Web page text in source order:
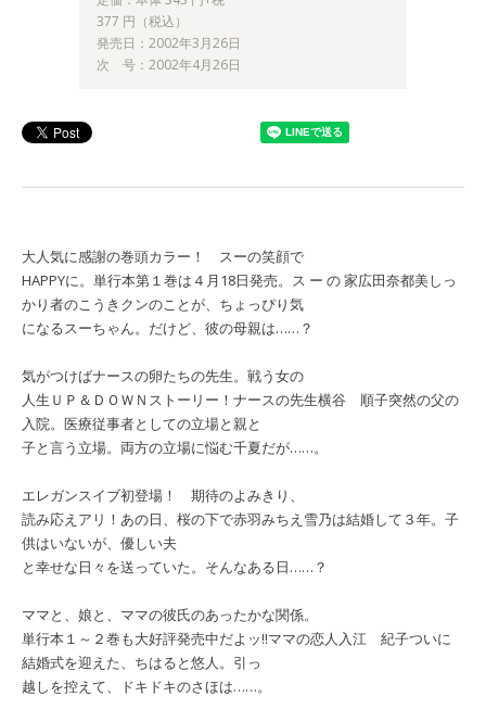
377 円（税込）
発売日：2002年3月26日
次 号：2002年4月26日
大人気に感謝の巻頭カラー！ スーの笑顔で
HAPPYに。単行本第１巻は４月18日発売。 ス ー の 家広田奈都美しっ
かり者のこうきクンのことが、ちょっぴり気
になるスーちゃん。だけど、彼の母親は……？
気がつけばナースの卵たちの先生。戦う女の
人生ＵＰ＆ＤＯＷＮストーリー！ ナースの先生横谷 順子突然の父の
入院。医療従事者としての立場と親と
子と言う立場。両方の立場に悩む千夏だが……。
エレガンスイブ初登場！ 期待のよみきり、
読み応えアリ！ あの日、桜の下で赤羽みちえ 雪乃は結婚して３年。子
供はいないが、優しい夫
と幸せな日々を送っていた。そんなある日……？
ママと、娘と、ママの彼氏のあったかな関係。
単行本１～２巻も大好評発売中だよッ!!ママの恋人 入江 紀子ついに
結婚式を迎えた、ちはると悠人。引っ
越しを控えて、ドキドキのさほは……。